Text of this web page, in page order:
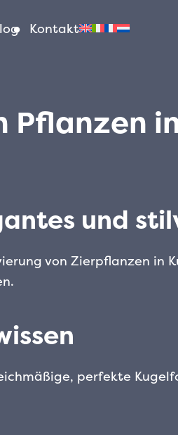
Kontakt
Pflanzen
und
von Zierpflanzen in
perfekte